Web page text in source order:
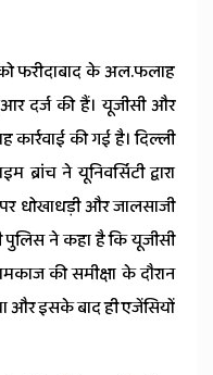
फरीदाबाद के अल.फलाह
दर्ज की हैं। यूजीसी और
कार्रवाई की गई है। दिल्ली
ने यूनिवर्सिटी द्वारा
धोखाधड़ी और जालसाजी
ने कहा है कि यूजीसी
की समीक्षा के दौरान
और इसके बाद ही एजेंसियों